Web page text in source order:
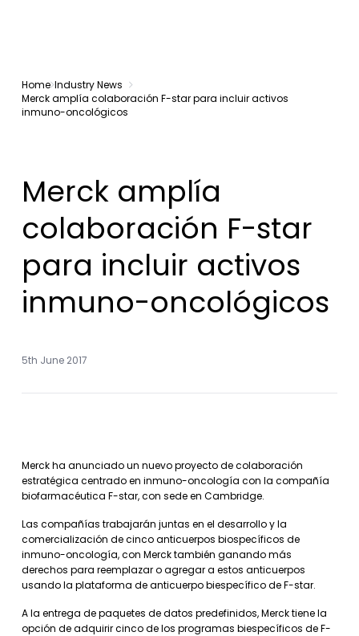
Home Industry News
Merck amplía colaboración F-star para incluir activos
inmuno-oncológicos
Merck amplía
colaboración F-star
para incluir activos
inmuno-oncológicos
5th June 2017
Merck ha anunciado un nuevo proyecto de colaboración
estratégica centrado en inmuno-oncología con la compañía
biofarmacéutica F-star, con sede en Cambridge.
Las compañías trabajarán juntas en el desarrollo y la
comercialización de cinco anticuerpos biospecíficos de
inmuno-oncología, con Merck también ganando más
derechos para reemplazar o agregar a estos anticuerpos
usando la plataforma de anticuerpo biespecífico de F-star.
A la entrega de paquetes de datos predefinidos, Merck tiene la
opción de adquirir cinco de los programas biespecíficos de F-